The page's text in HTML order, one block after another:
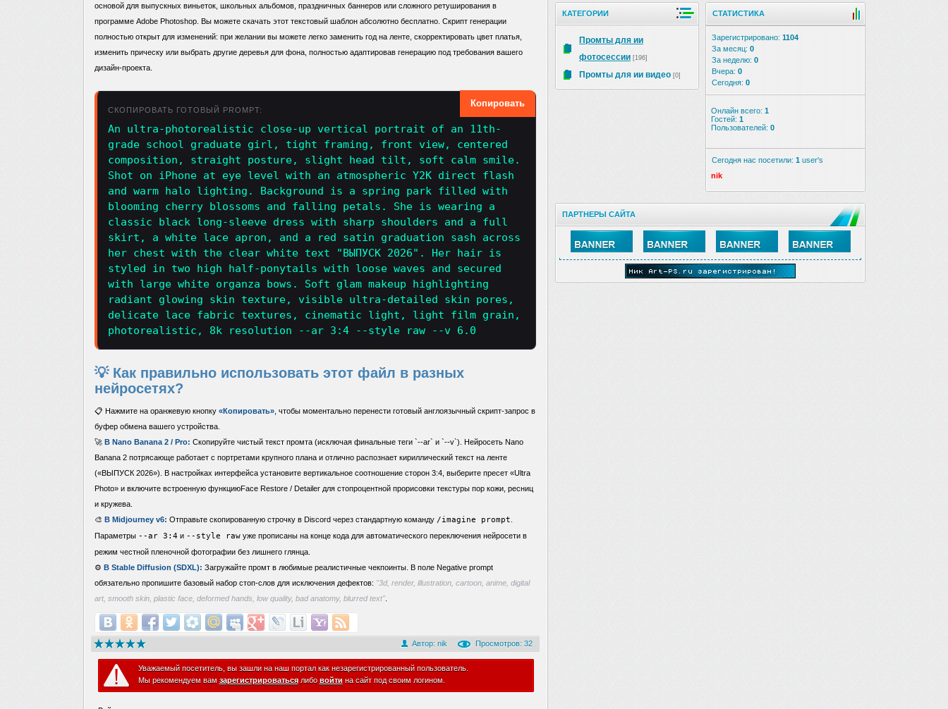
основой для выпускных виньеток, школьных альбомов, праздничных баннеров или сложного ретуширования в
программе Adobe Photoshop. Вы можете скачать этот текстовый шаблон абсолютно бесплатно. Скрипт генерации
полностью открыт для изменений: при желании вы можете легко заменить год на ленте, скорректировать цвет платья,
изменить прическу или выбрать другие деревья для фона, полностью адаптировав генерацию под требования вашего
дизайн-проекта.
СКОПИРОВАТЬ ГОТОВЫЙ PROMPT:
An ultra-photorealistic close-up vertical portrait of an 11th-
grade school graduate girl, tight framing, front view, centered
composition, straight posture, slight head tilt, soft calm smile.
Shot on iPhone at eye level with an atmospheric Y2K direct flash
and warm halo lighting. Background is a spring park filled with
blooming cherry blossoms and falling petals. She is wearing a
classic black long-sleeve dress with sharp shoulders and a full
skirt, a white lace apron, and a red satin graduation sash across
her chest with the clear white text "ВЫПУСК 2026". Her hair is
styled in two high half-ponytails with loose waves and secured
with large white organza bows. Soft glam makeup highlighting
radiant glowing skin texture, visible ultra-detailed skin pores,
delicate lace fabric textures, cinematic light, light film grain,
photorealistic, 8k resolution --ar 3:4 --style raw --v 6.0
Копировать
💡 Как правильно использовать этот файл в разных
нейросетях?
📋 Нажмите на оранжевую кнопку «Копировать» , чтобы моментально перенести готовый англоязычный скрипт-запрос в
буфер обмена вашего устройства.
🚀 В Nano Banana 2 / Pro: Скопируйте чистый текст промта (исключая финальные теги `--ar` и `--v`). Нейросеть Nano
Banana 2 потрясающе работает с портретами крупного плана и отлично распознает кириллический текст на ленте
(«ВЫПУСК 2026»). В настройках интерфейса установите вертикальное соотношение сторон 3:4, выберите пресет «Ultra
Photo» и включите встроенную функциюFace Restore / Detailer для стопроцентной прорисовки текстуры пор кожи, ресниц
и кружева.
🎨 В Midjourney v6: Отправьте скопированную строчку в Discord через стандартную команду /imagine prompt
Параметры --ar 3:4 и --style raw уже прописаны на конце кода для автоматического переключения нейросети в
режим честной пленочной фотографии без лишнего глянца.
⚙️ В Stable Diffusion (SDXL): Загружайте промт в любимые реалистичные чекпоинты. В поле Negative prompt
обязательно пропишите базовый набор стоп-слов для исключения дефектов: "3d, render, illustration, cartoon, anime, digital
art, smooth skin, plastic face, deformed hands, low quality, bad anatomy, blurred text"
Автор: nik Просмотров: 32
Уважаемый посетитель, вы зашли на наш портал как незарегистрированный пользователь.
Мы рекомендуем вам зарегистрироватьсялибо войти на сайт под своим логином.
КАТЕГОРИИ
Промты для ии
фотосессии [196]
Промты для ии видео [0]
СТАТИСТИКА
Зарегистрировано: 1104
За месяц: 0
За неделю: 0
Вчера: 0
Сегодня: 0
Онлайн всего: 1
Гостей: 1
Пользователей: 0
Сегодня нас посетили: 1 user's
nik
ПАРТНЕРЫ САЙТА